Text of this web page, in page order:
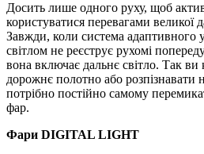
Досить лише одного руху, щоб
користуватися перевагами великої
Завжди, коли система адаптивного
світлом не реєструє рухомі
вона включає дальнє світло. Так
дорожнє полотно або розпізнавати
потрібно постійно самому
фар.
Фари DIGITAL LIGHT